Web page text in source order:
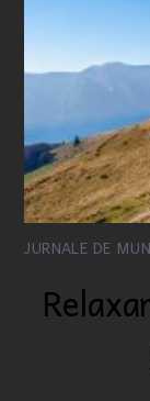
JURNALE DE